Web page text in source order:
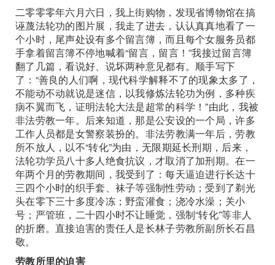
二零零零年六月六日，我上街购物，发现省博物馆在搞
诬蔑法轮功的图片展，我走了进去，认认真真地看了一
个小时，尾声处设有多个留言簿，而且每个女服务员都
手拿着留言簿不停地喊着“留言，留言！”我接过留言簿
翻了几篇，看说好、说坏两种意见都有。顺手写下
了：“善良的人们啊，现代科学解释不了的现象太多了，
不能动不动就说是迷信，以我修炼法轮功为例，多种疾
病不翼而飞，证明法轮大法是超常的科学！”由此，我被
非法劳教一年。后来知道，那是公安设的一个局，许多
工作人员都是女警察装扮的。非法劳教满一年后，劳教
所不放人，以不“转化”为由，无限期延长刑期，后来，
法轮功学员八十多人绝食抗议，才取消了加刑期。在一
年两个月的劳教期间，我受到了：每天逼迫进行长达十
三四个小时的织手套、袜子等强制性劳动；受到了剃光
头在零下三十多度冷冻；野蛮灌食；浇冷水澡；关小
号；严管班，二十四小时不让睡觉，强制“转化”等非人
的折磨。直接迫害的责任人是长林子劳教所副所长石昌
敬。
劳教所里的迫害